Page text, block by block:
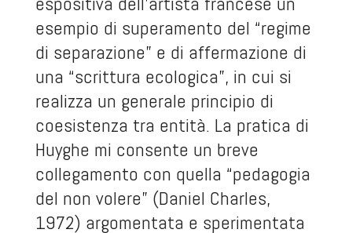
esempio di superamento del “regime
di separazione” e di affermazione di
una “scrittura ecologica”, in cui si
realizza un generale principio di
coesistenza tra entità. La pratica di
Huyghe mi consente un breve
collegamento con quella “pedagogia
del non volere” (Daniel Charles,
1972) argomentata e sperimentata